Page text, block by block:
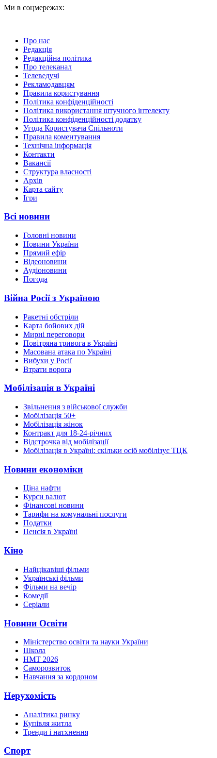
Ми в соцмережах:
Про нас
Редакція
Редакційна політика
Про телеканал
Телеведучі
Рекламодавцям
Правила користування
Політика конфіденційності
Політика використання штучного інтелекту
Політика конфіденційності додатку
Угода Користувача Спільноти
Правила коментування
Технічна інформація
Контакти
Вакансії
Структура власності
Архів
Карта сайту
Ігри
Всі новини
Головні новини
Новини України
Прямий ефір
Відеоновини
Аудіоновини
Погода
Війна Росії з Україною
Ракетні обстріли
Карта бойових дій
Мирні переговори
Повітряна тривога в Україні
Масована атака по Україні
Вибухи у Росії
Втрати ворога
Мобілізація в Україні
Звільнення з військової служби
Мобілізація 50+
Мобілізація жінок
Контракт для 18-24-річних
Відстрочка від мобілізації
Мобілізація в Україні: скільки осіб мобілізує ТЦК
Новини економіки
Ціна нафти
Курси валют
Фінансові новини
Тарифи на комунальні послуги
Податки
Пенсія в Україні
Кіно
Найцікавіші фільми
Українські фільми
Фільми на вечір
Комедії
Серіали
Новини Освіти
Міністерство освіти та науки України
Школа
НМТ 2026
Саморозвиток
Навчання за кордоном
Нерухомість
Аналітика ринку
Купівля житла
Тренди і натхнення
Спорт